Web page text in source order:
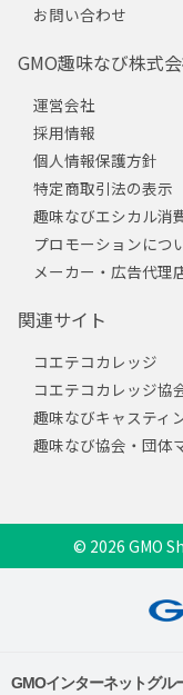
お問い合わせ
GMO趣味なび株式
運営会社
採用情報
個人情報保護方針
特定商取引法の表示
趣味なびエシカル消
プロモーションにつ
メーカー・広告代理
関連サイト
コエテコカレッジ
コエテコカレッジ協
趣味なびキャスティ
趣味なび協会・団体
© 2026 GMO